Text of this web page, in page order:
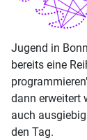
Jugend in
bereits eine
dann erweitert
auch
den Tag.